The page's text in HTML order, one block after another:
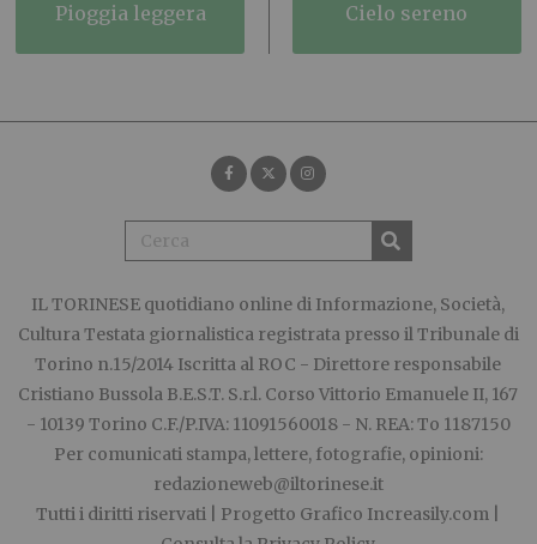
pioggia leggera cielo sereno
IL TORINESE quotidiano online di Informazione, Società,
Cultura Testata giornalistica registrata presso il Tribunale di
Torino n.15/2014 Iscritta al ROC - Direttore responsabile
Cristiano Bussola B.E.S.T. S.r.l. Corso Vittorio Emanuele II, 167
- 10139 Torino C.F./P.IVA: 11091560018 - N. REA: To 1187150
Per comunicati stampa, lettere, fotografie, opinioni:
redazioneweb@iltorinese.it
Tutti i diritti riservati | Progetto Grafico Increasily.com